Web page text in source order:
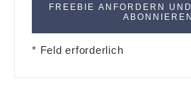
* Feld erforderlich